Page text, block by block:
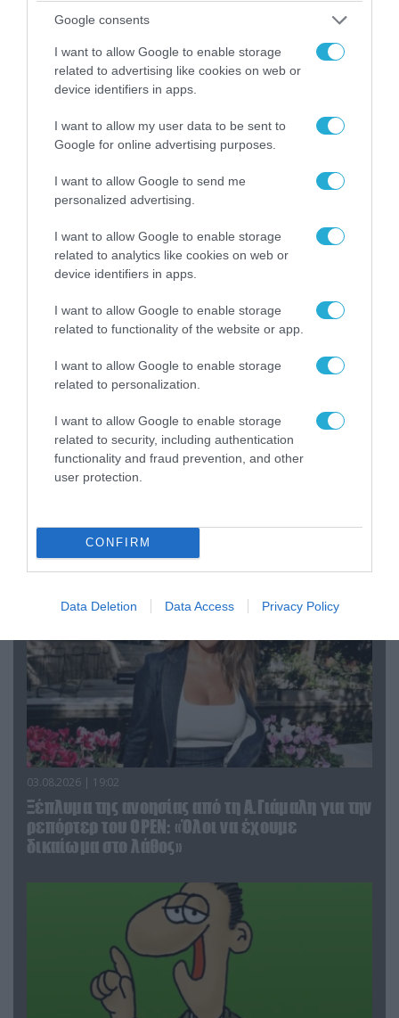
Google consents
I want to allow Google to enable storage
related to advertising like cookies on web or
device identifiers in apps.
I want to allow my user data to be sent to
Google for online advertising purposes.
I want to allow Google to send me
personalized advertising.
I want to allow Google to enable storage
related to analytics like cookies on web or
device identifiers in apps.
I want to allow Google to enable storage
related to functionality of the website or app.
I want to allow Google to enable storage
related to personalization.
I want to allow Google to enable storage
related to security, including authentication
functionality and fraud prevention, and other
user protection.
CONFIRM
Data Deletion Data Access Privacy Policy
04.08.2026 | 13:02
Η ανακοίνωση του Πανελλήνιου Σωματείου
Πυροσβεστών για την δημοσιογράφο του OPEN
που γέλασε στη φωτιά
04.08.2026 | 12:02
O διευθυντής του OPEN προσπαθεί να τα
σε ρεπορτάζ για τις φωτιές
03.08.2026 | 19:02
Ξέπλυμα της ανοησίας από τη Α.Γιάμαλη για την
ρεπόρτερ του ΟΡΕΝ: «Όλοι να έχουμε
δικαίωμα στο λάθος»